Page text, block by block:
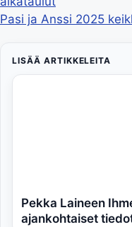
Pasi ja Anssi 2025
LISÄÄ ARTIKKELEITA
Pekka Laineen
ajankohtaiset